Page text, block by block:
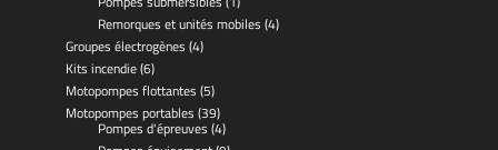
Remorques et unités mobiles (4)
Groupes électrogènes (4)
Kits incendie(6)
Motopompes flottantes (5)
Motopompes portables (39)
Pompes d'épreuves (4)